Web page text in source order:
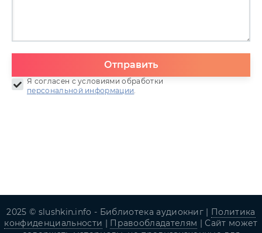
Отправить
Я согласен с условиями обработки
персональной информации
2025 © slushkin.info - Библиотека аудиокниг | Политика
конфиденциальности | Правообладателям | Сайт может